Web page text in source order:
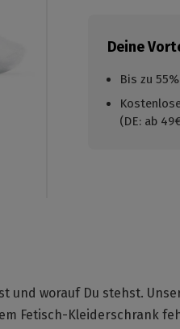
Deine
Bis zu
(DE: ab
und worauf Du stehst.
Fetisch-Kleiderschrank